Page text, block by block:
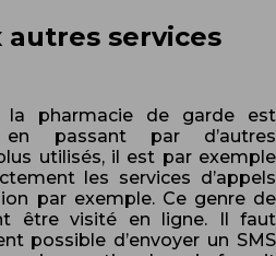
autres services
la pharmacie de garde est
passant par d’autres
utilisés, il est par exemple
les services d’appels
par exemple. Ce genre de
être visité en ligne. Il faut
possible d’envoyer un SMS